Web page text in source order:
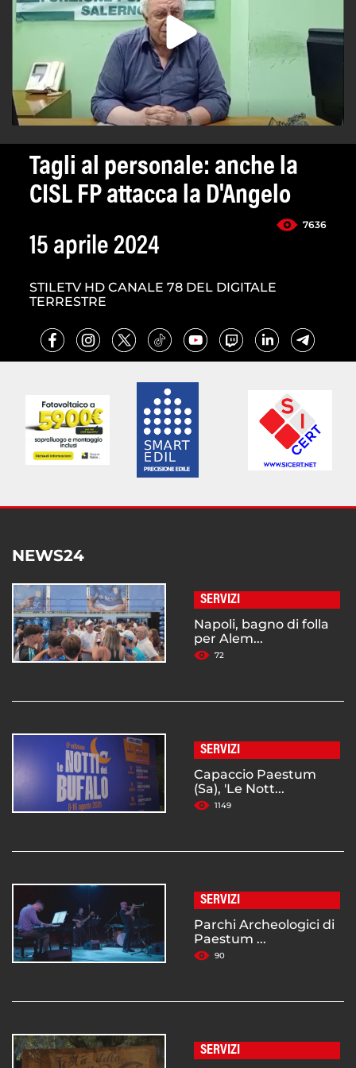
Tagli al personale: anche la
CISL FP attacca la D'Angelo
7636
15 aprile 2024
STILETV HD CANALE 78 DEL DIGITALE
TERRESTRE
NEWS24
SERVIZI
Napoli, bagno di folla
per Alem...
72
SERVIZI
Capaccio Paestum
(Sa), 'Le Nott...
1149
SERVIZI
Parchi Archeologici di
Paestum ...
90
SERVIZI